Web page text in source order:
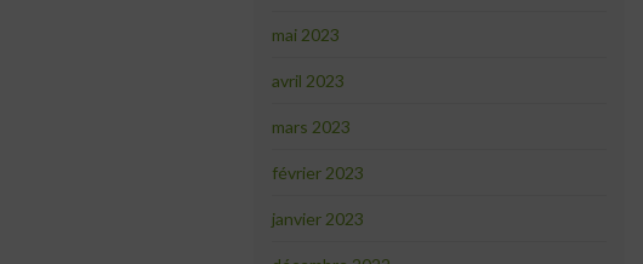
mai 2023
avril 2023
mars 2023
février 2023
janvier 2023